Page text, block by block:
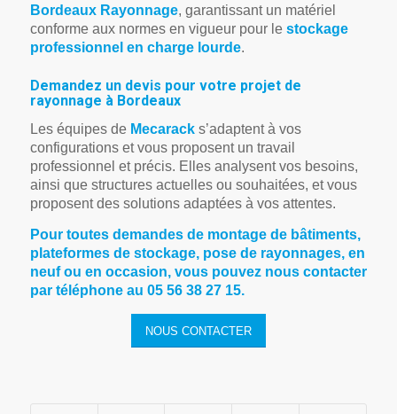
Bordeaux Rayonnage, garantissant un matériel
conforme aux normes en vigueur pour le stockage
professionnel en charge lourde.
Demandez un devis pour votre projet de
rayonnage à Bordeaux
Les équipes de Mecaracks’adaptent à vos
configurations et vous proposent un travail
professionnel et précis. Elles analysent vos besoins,
ainsi que structures actuelles ou souhaitées, et vous
proposent des solutions adaptées à vos attentes.
Pour toutes demandes de montage de bâtiments,
plateformes de stockage, pose de rayonnages, en
neuf ou en occasion, vous pouvez nous contacter
par téléphone au 05 56 38 27 15.
NOUS CONTACTER